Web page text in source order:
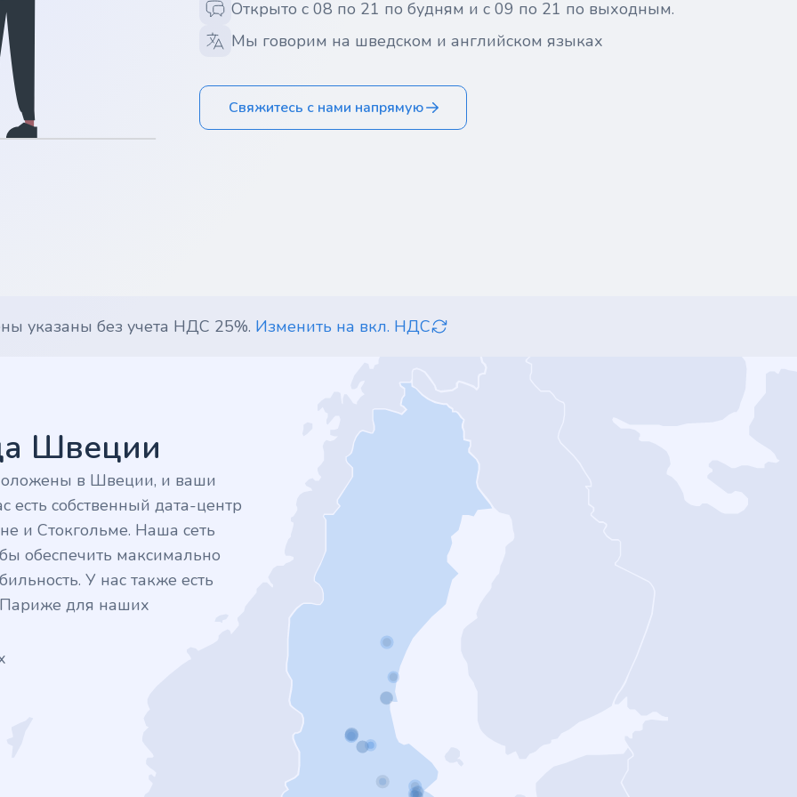
Открыто с 08 по 21 по будням и с 09 по 21 по выходным.
Мы говорим на шведском и английском языках
Свяжитесь с нами напрямую
указаны без учета НДС 25%. Изменить на вкл. НДС
Швеции
в Швеции, и ваши
собственный дата-центр
и Стокгольме. Наша сеть
обеспечить максимально
У нас также есть
Париже для наших